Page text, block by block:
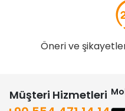
Öneri ve
Müşteri Hizmetleri